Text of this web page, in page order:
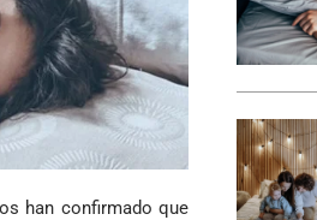
han confirmado que